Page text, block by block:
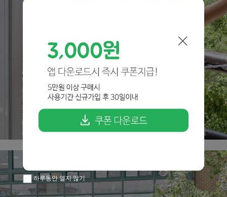
하루동안 열지 않기